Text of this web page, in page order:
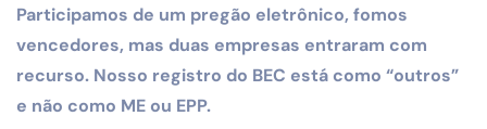
Participamos de um pregão eletrônico, fomos
vencedores, mas duas empresas entraram com
recurso. Nosso registro do BEC está como “outros”
e não como ME ou EPP.